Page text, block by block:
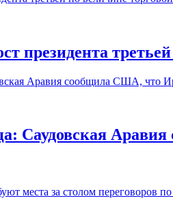
президента
Саудовская